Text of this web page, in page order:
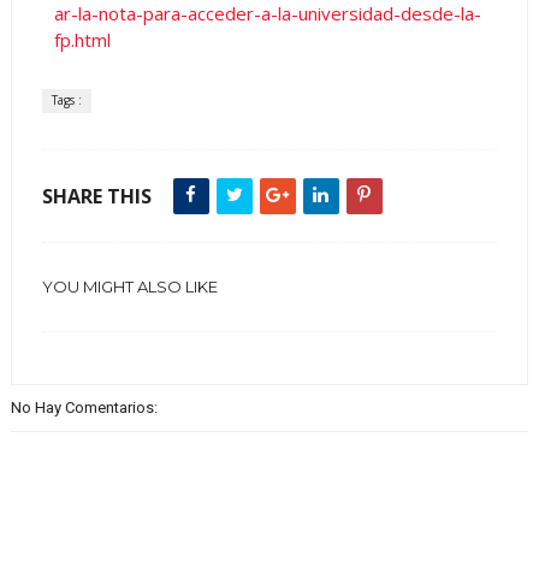
ar-la-nota-para-acceder-a-la-universidad-desde-la-
fp.html
Tags :
SHARE THIS
YOU MIGHT ALSO LIKE
No Hay Comentarios: